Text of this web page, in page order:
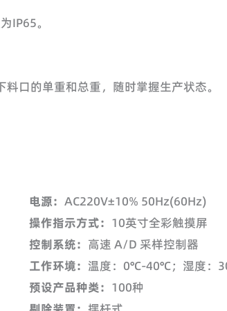
IP65。
口的单重和总重，随时掌握生产状态。
电源： AC220V±10% 50Hz(60Hz)
操作指示方式： 10英寸全彩触摸屏
控制系统： 高速 A/D 采样控制器
工作环境： 温度：0℃-40℃；湿度：
预设产品种类： 100种